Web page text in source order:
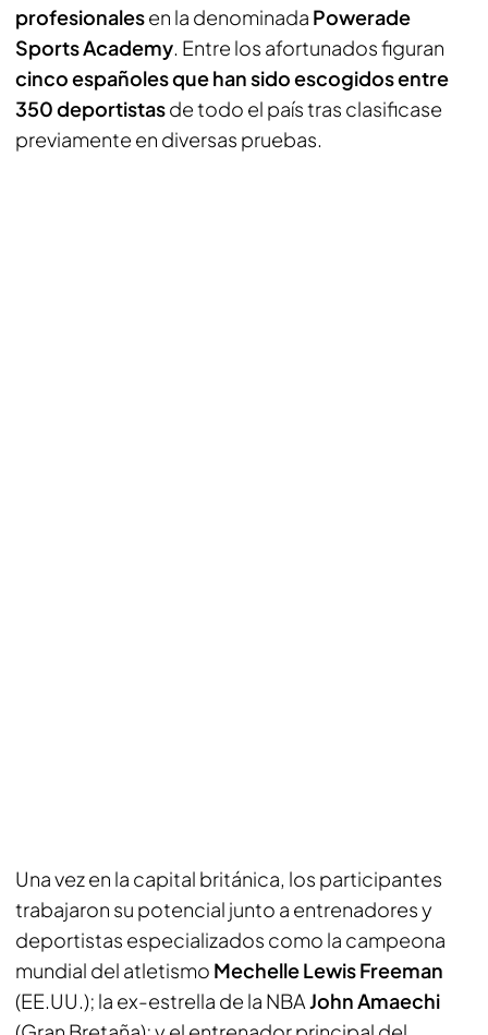
profesionalesen la denominada Powerade
Sports Academy. Entre los afortunados figuran
cinco españoles que han sido escogidos entre
350 deportistasde todo el país tras clasificase
previamente en diversas pruebas.
Una vez en la capital británica, los participantes
trabajaron su potencial junto a entrenadores y
deportistas especializados como la campeona
mundial del atletismo Mechelle Lewis Freeman
(EE.UU.); la ex-estrella de la NBAJohn Amaechi